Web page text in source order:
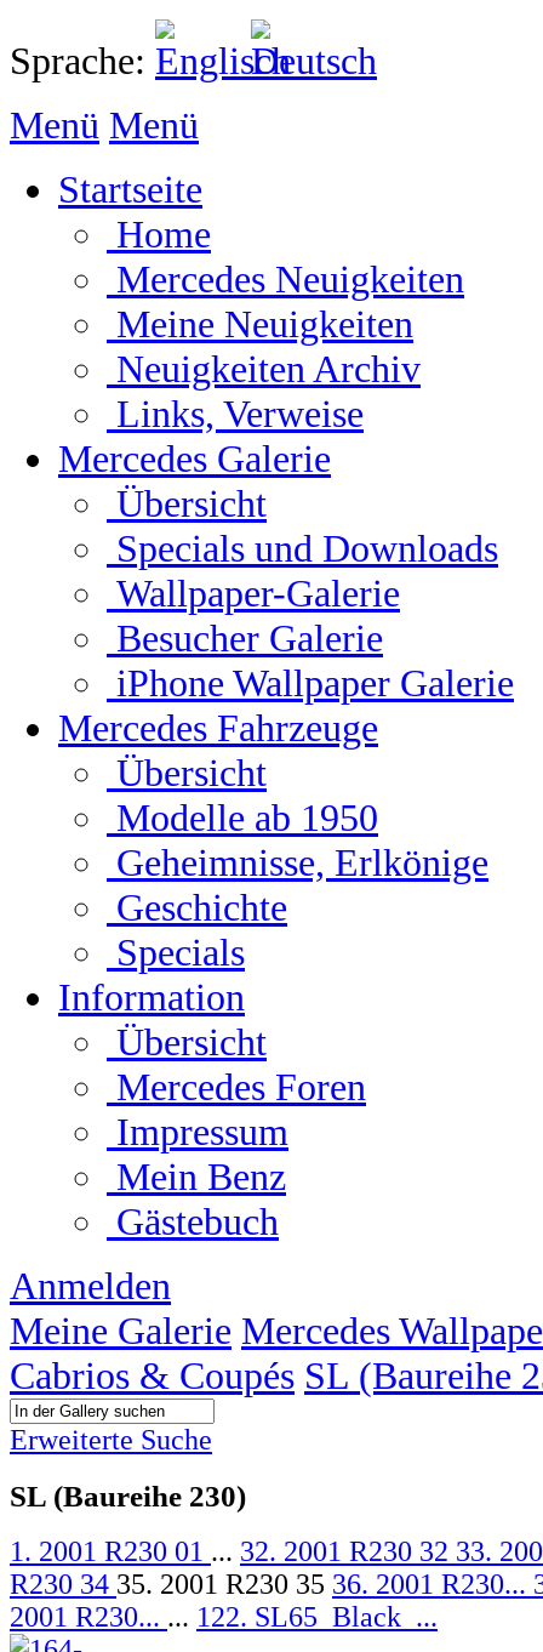
Sprache:
Menü Menü
Startseite
Home
Mercedes Neuigkeiten
Meine Neuigkeiten
Neuigkeiten Archiv
Links, Verweise
Mercedes Galerie
Übersicht
Specials und Downloads
Wallpaper-Galerie
Besucher Galerie
iPhone Wallpaper Galerie
Mercedes Fahrzeuge
Übersicht
Modelle ab 1950
Geheimnisse, Erlkönige
Geschichte
Specials
Information
Übersicht
Mercedes Foren
Impressum
Mein Benz
Gästebuch
Anmelden
Meine Galerie Mercedes
Cabrios & Coupés SL (Baureihe
Erweiterte Suche
SL (Baureihe 230)
1. 2001 R230 01 ... 32. 2001 R230 32 33.
R230 34 35. 2001 R230 35 36. 2001 R230...
2001 R230... ... 122. SL65_Black_...